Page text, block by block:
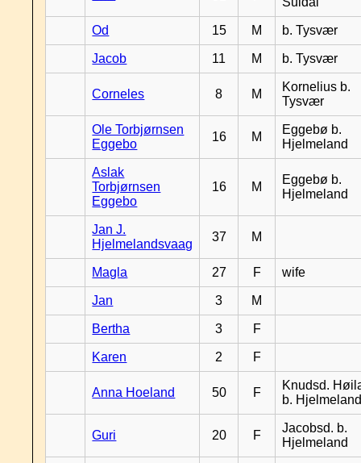
Od 15 M b. Tysvær
Jacob 11 M b. Tysvær
Corneles 8 M
Kornelius b.
Tysvær
Ole Torbjørnsen
Eggebo
16 M
Eggebø b.
Hjelmeland
Aslak
Torbjørnsen
Eggebo
16 M
Eggebø b.
Hjelmeland
Jan J.
Hjelmelandsvaag
37 M
Magla 27 F wife
Jan 3 M
Bertha 3 F
Karen 2 F
Anna Hoeland 50 F
Knudsd.
b.
Guri 20 F
Jacobsd. b.
Hjelmeland